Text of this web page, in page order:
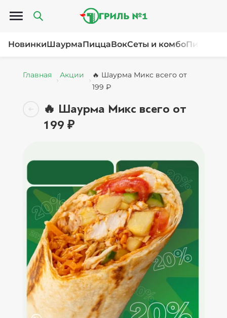
Открыть меню
НовинкиШаурмаПиццаВокСеты и комбоПироги
Главная Акции
🔥 Шаурма Микс всего от
199 ₽
🔥 Шаурма Микс всего от
199 ₽